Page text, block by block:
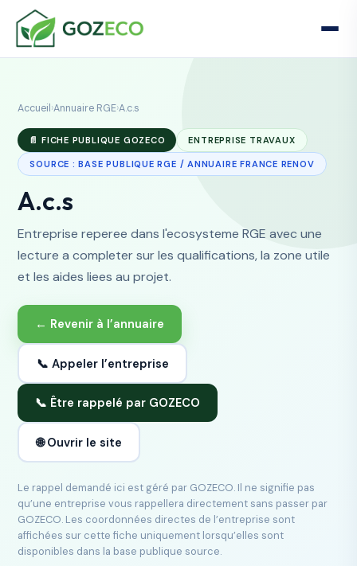
Accueil ›Annuaire RGE›A.c.s
📄 FICHE PUBLIQUE GOZECO ENTREPRISE TRAVAUX
SOURCE : BASE PUBLIQUE RGE / ANNUAIRE FRANCE RENOV
A.c.s
Entreprise reperee dans l'ecosysteme RGE avec une
lecture a completer sur les qualifications, la zone utile
et les aides liees au projet.
← Revenir à l’annuaire
📞 Appeler l’entreprise
📞 Être rappelé par GOZECO
🌐 Ouvrir le site
Le rappel demandé ici est géré par GOZECO. Il ne signifie pas
qu’une entreprise vous rappellera directement sans passer par
GOZECO. Les coordonnées directes de l’entreprise sont
affichées sur cette fiche uniquement lorsqu’elles sont
disponibles dans la base publique source.